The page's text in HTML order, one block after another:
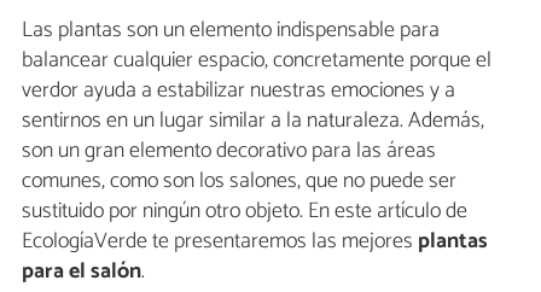
Las plantas son un elemento indispensable para
balancear cualquier espacio, concretamente porque el
verdor ayuda a estabilizar nuestras emociones y a
sentirnos en un lugar similar a la naturaleza. Además,
son un gran elemento decorativo para las áreas
comunes, como son los salones, que no puede ser
sustituido por ningún otro objeto. En este artículo de
EcologíaVerde te presentaremos las mejores plantas
para el salón.